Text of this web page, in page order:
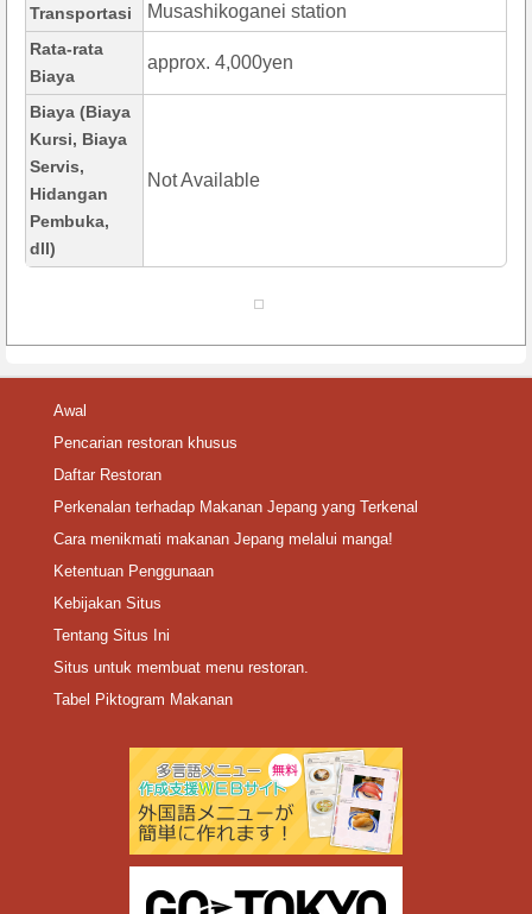
Transportasi
Musashikoganei station
Rata-rata
Biaya
approx. 4,000yen
Biaya (Biaya
Kursi, Biaya
Servis,
Hidangan
Pembuka,
dll)
Not Available
Awal
Pencarian restoran khusus
Daftar Restoran
Perkenalan terhadap Makanan Jepang yang Terkenal
Cara menikmati makanan Jepang melalui manga!
Ketentuan Penggunaan
Kebijakan Situs
Tentang Situs Ini
Situs untuk membuat menu restoran.
Tabel Piktogram Makanan